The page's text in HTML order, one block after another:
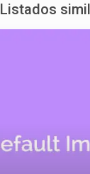
Listados